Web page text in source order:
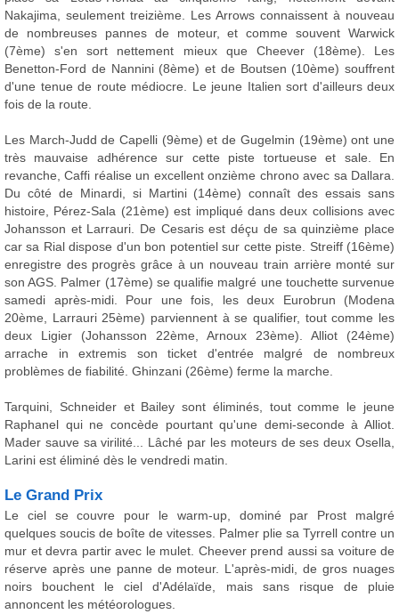
Nakajima, seulement treizième. Les Arrows connaissent à nouveau
de nombreuses pannes de moteur, et comme souvent Warwick
(7ème) s'en sort nettement mieux que Cheever (18ème). Les
Benetton-Ford de Nannini (8ème) et de Boutsen (10ème) souffrent
d'une tenue de route médiocre. Le jeune Italien sort d'ailleurs deux
fois de la route.
Les March-Judd de Capelli (9ème) et de Gugelmin (19ème) ont une
très mauvaise adhérence sur cette piste tortueuse et sale. En
revanche, Caffi réalise un excellent onzième chrono avec sa Dallara.
Du côté de Minardi, si Martini (14ème) connaît des essais sans
histoire, Pérez-Sala (21ème) est impliqué dans deux collisions avec
Johansson et Larrauri. De Cesaris est déçu de sa quinzième place
car sa Rial dispose d'un bon potentiel sur cette piste. Streiff (16ème)
enregistre des progrès grâce à un nouveau train arrière monté sur
son AGS. Palmer (17ème) se qualifie malgré une touchette survenue
samedi après-midi. Pour une fois, les deux Eurobrun (Modena
20ème, Larrauri 25ème) parviennent à se qualifier, tout comme les
deux Ligier (Johansson 22ème, Arnoux 23ème). Alliot (24ème)
arrache in extremis son ticket d'entrée malgré de nombreux
problèmes de fiabilité. Ghinzani (26ème) ferme la marche.
Tarquini, Schneider et Bailey sont éliminés, tout comme le jeune
Raphanel qui ne concède pourtant qu'une demi-seconde à Alliot.
Mader sauve sa virilité... Lâché par les moteurs de ses deux Osella,
Larini est éliminé dès le vendredi matin.
Le Grand Prix
Le ciel se couvre pour le warm-up, dominé par Prost malgré
quelques soucis de boîte de vitesses. Palmer plie sa Tyrrell contre un
mur et devra partir avec le mulet. Cheever prend aussi sa voiture de
réserve après une panne de moteur. L'après-midi, de gros nuages
noirs bouchent le ciel d'Adélaïde, mais sans risque de pluie
annoncent les météorologues.